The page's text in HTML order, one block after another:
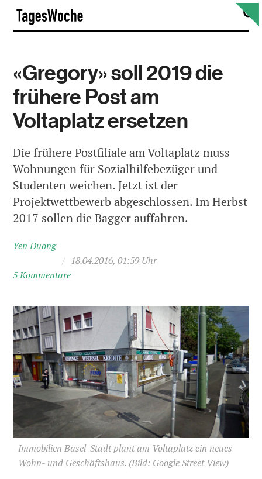
Skip
content
«Gregory» soll 2019 die
frühere Post am
Voltaplatz ersetzen
Die frühere Postfiliale am Voltaplatz muss
Wohnungen für Sozialhilfebezüger und
Studenten weichen. Jetzt ist der
Projektwettbewerb abgeschlossen. Im Herbst
2017 sollen die Bagger auffahren.
Yen Duong
/ 18.04.2016, 01:59 Uhr
5 Kommentare
Immobilien Basel-Stadt plant am Voltaplatz ein neues
Wohn- und Geschäftshaus. (Bild: Google Street View)